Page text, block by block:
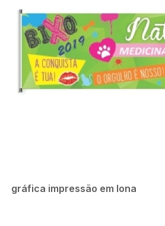
gráfica impressão em lona